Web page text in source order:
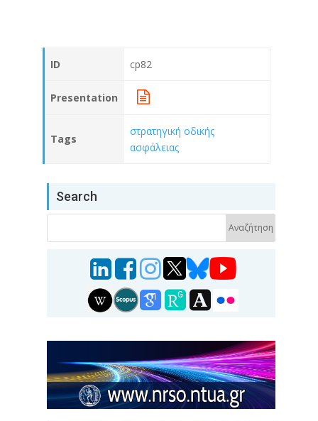
ID cp82
Presentation
Tags
στρατηγική οδικής
ασφάλειας
Search